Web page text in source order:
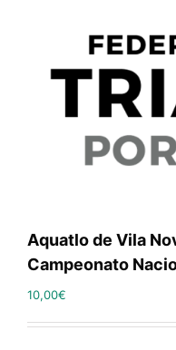
Aquatlo de Vila
Campeonato
10,00€